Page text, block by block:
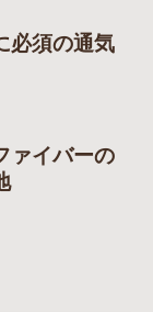
必須の通気
ァイバーの